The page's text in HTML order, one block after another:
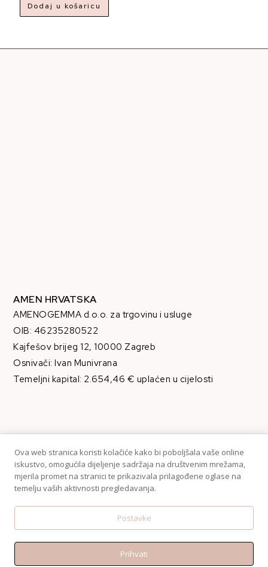
Dodaj u košaricu
AMEN HRVATSKA
AMENOGEMMA d.o.o. za trgovinu i usluge
OIB: 46235280522
Kajfešov brijeg 12, 10000 Zagreb
Osnivači: Ivan Munivrana
Temeljni kapital: 2.654,46 € uplaćen u cijelosti
Ova web stranica koristi kolačiće kako bi poboljšala vaše online
iskustvo, omogućila dijeljenje sadržaja na društvenim mrežama,
mjerila promet na stranici te prikazivala prilagođene oglase na
temelju vaših aktivnosti pregledavanja.
Postavke
Prihvati